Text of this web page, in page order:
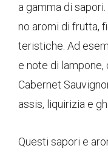
a gamma di
no aromi di frutta,
teristiche. Ad
e note di
Cabernet
assis, liquirizia e
Questi sapori e